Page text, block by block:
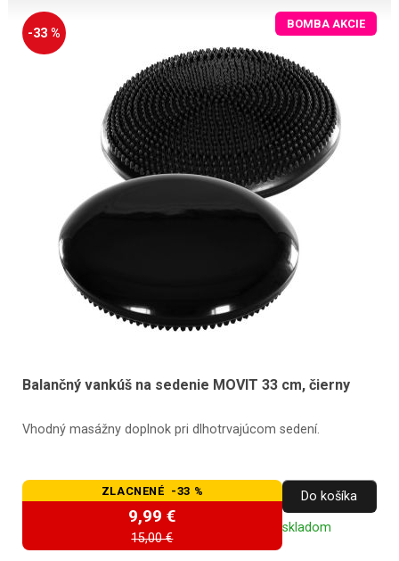
-33 %
BOMBA AKCIE
Balančný vankúš na sedenie MOVIT 33 cm, čierny
Vhodný masážny doplnok pri dlhotrvajúcom sedení.
ZLACNENÉ -33 %
9,99 €
15,00 €
Do košíka
skladom